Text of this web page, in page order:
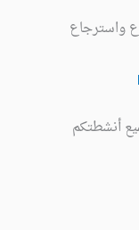
واسترجاع
أنشطتكم